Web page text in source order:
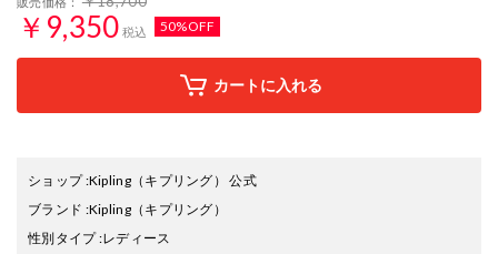
￥9,350 税込 50%OFF
カートに入れる
ショップ:Kipling（キプリング） 公式
ブランド :Kipling（キプリング）
性別タイプ:レディース